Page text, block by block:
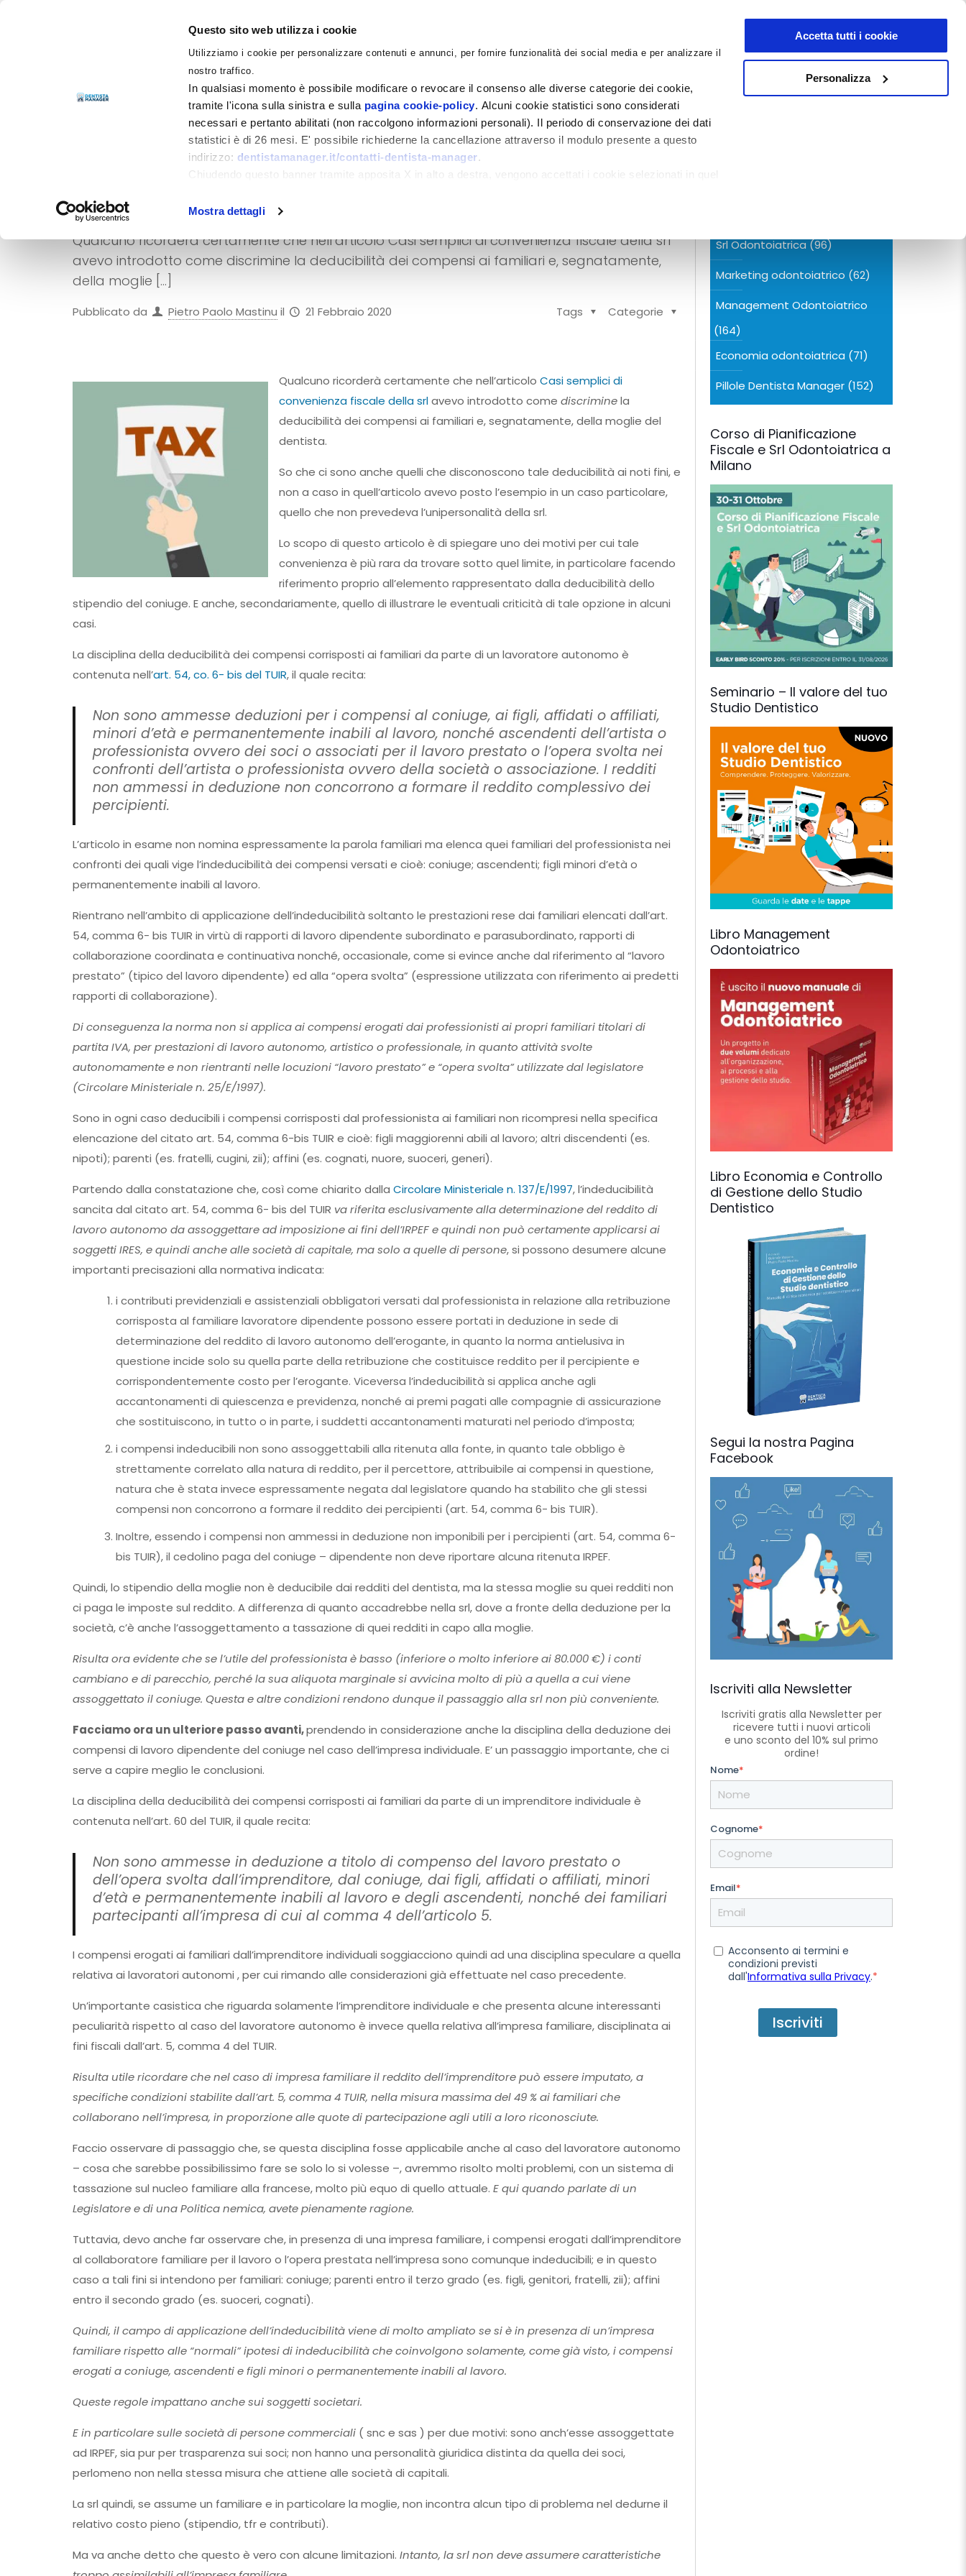
Questo sito web utilizza i cookie
Utilizziamo i cookie per personalizzare contenuti e annunci, per fornire funzionalità dei social media e per analizzare il
nostro traffico.
In qualsiasi momento è possibile modificare o revocare il consenso alle diverse categorie dei cookie,
tramite l'icona sulla sinistra e sulla pagina cookie-policy. Alcuni cookie statistici sono considerati
necessari e pertanto abilitati (non raccolgono informazioni personali). Il periodo di conservazione dei dati
statistici è di 26 mesi. E' possibile richiederne la cancellazione attraverso il modulo presente a questo
indirizzo: dentistamanager.it/contatti-dentista-manager.
Chiudendo questo banner tramite apposita X in alto a destra, vengono accettati i cookie selezionati in quel
Mostra dettagli
Accetta tutti i cookie
Personalizza
NEWSLETTER
DOCUMENTI 0 0
Deducibilità dei compensi ai familiari:
lavoro autonomo e società di capitali
Qualcuno ricorderà certamente che nell’articolo Casi semplici di convenienza fiscale della srl
avevo introdotto come discrimine la deducibilità dei compensi ai familiari e, segnatamente,
della moglie […]
Pubblicato da Pietro Paolo Mastinu il 21 Febbraio 2020 Categorie
Tags
Qualcuno ricorderà certamente che nell’articolo Casi semplici di
convenienza fiscale della srlavevo introdotto come discriminela
deducibilità dei compensi ai familiari e, segnatamente, della moglie del
dentista.
So che ci sono anche quelli che disconoscono tale deducibilità ai noti fini, e
non a caso in quell’articolo avevo posto l’esempio in un caso particolare,
quello che non prevedeva l’unipersonalità della srl.
Lo scopo di questo articolo è di spiegare uno dei motivi per cui tale
convenienza è più rara da trovare sotto quel limite, in particolare facendo
riferimento proprio all’elemento rappresentato dalla deducibilità dello
stipendio del coniuge. E anche, secondariamente, quello di illustrare le eventuali criticità di tale opzione in alcuni
casi.
La disciplina della deducibilità dei compensi corrisposti ai familiari da parte di un lavoratore autonomo è
contenuta nell’art. 54, co. 6- bis del TUIR, il quale recita:
Non sono ammesse deduzioni per i compensi al coniuge, ai figli, affidati o affiliati,
minori d’età e permanentemente inabili al lavoro, nonché ascendenti dell’artista o
professionista ovvero dei soci o associati per il lavoro prestato o l’opera svolta nei
confronti dell’artista o professionista ovvero della società o associazione. I redditi
non ammessi in deduzione non concorrono a formare il reddito complessivo dei
percipienti.
L’articolo in esame non nomina espressamente la parola familiari ma elenca quei familiari del professionista nei
confronti dei quali vige l’indeducibilità dei compensi versati e cioè: coniuge; ascendenti; figli minori d’età o
permanentemente inabili al lavoro.
Rientrano nell’ambito di applicazione dell’indeducibilità soltanto le prestazioni rese dai familiari elencati dall’art.
54, comma 6- bis TUIR in virtù di rapporti di lavoro dipendente subordinato e parasubordinato, rapporti di
collaborazione coordinata e continuativa nonché, occasionale, come si evince anche dal riferimento al “lavoro
prestato” (tipico del lavoro dipendente) ed alla “opera svolta” (espressione utilizzata con riferimento ai predetti
rapporti di collaborazione).
Di conseguenza la norma non si applica ai compensi erogati dai professionisti ai propri familiari titolari di
partita IVA, per prestazioni di lavoro autonomo, artistico o professionale, in quanto attività svolte
autonomamente e non rientranti nelle locuzioni “lavoro prestato” e “opera svolta” utilizzate dal legislatore
(Circolare Ministeriale n. 25/E/1997).
Sono in ogni caso deducibili i compensi corrisposti dal professionista ai familiari non ricompresi nella specifica
elencazione del citato art. 54, comma 6-bis TUIR e cioè: figli maggiorenni abili al lavoro; altri discendenti (es.
nipoti); parenti (es. fratelli, cugini, zii); affini (es. cognati, nuore, suoceri, generi).
Partendo dalla constatazione che, così come chiarito dalla Circolare Ministeriale n. 137/E/1997, l’indeducibilità
sancita dal citato art. 54, comma 6- bis del TUIR va riferita esclusivamente alla determinazione del reddito di
lavoro autonomo da assoggettare ad imposizione ai fini dell’IRPEF e quindi non può certamente applicarsi ai
soggetti IRES, e quindi anche alle società di capitale, ma solo a quelle di persone, si possono desumere alcune
importanti precisazioni alla normativa indicata:
i contributi previdenziali e assistenziali obbligatori versati dal professionista in relazione alla retribuzione
corrisposta al familiare lavoratore dipendente possono essere portati in deduzione in sede di
determinazione del reddito di lavoro autonomo dell’erogante, in quanto la norma antielusiva in
questione incide solo su quella parte della retribuzione che costituisce reddito per il percipiente e
corrispondentemente costo per l’erogante. Viceversa l’indeducibilità si applica anche agli
accantonamenti di quiescenza e previdenza, nonché ai premi pagati alle compagnie di assicurazione
che sostituiscono, in tutto o in parte, i suddetti accantonamenti maturati nel periodo d’imposta;
i compensi indeducibili non sono assoggettabili alla ritenuta alla fonte, in quanto tale obbligo è
strettamente correlato alla natura di reddito, per il percettore, attribuibile ai compensi in questione,
natura che è stata invece espressamente negata dal legislatore quando ha stabilito che gli stessi
compensi non concorrono a formare il reddito dei percipienti (art. 54, comma 6- bis TUIR).
Inoltre, essendo i compensi non ammessi in deduzione non imponibili per i percipienti (art. 54, comma 6-
bis TUIR), il cedolino paga del coniuge – dipendente non deve riportare alcuna ritenuta IRPEF.
Quindi, lo stipendio della moglie non è deducibile dai redditi del dentista, ma la stessa moglie su quei redditi non
ci paga le imposte sul reddito. A differenza di quanto accadrebbe nella srl, dove a fronte della deduzione per la
società, c’è anche l’assoggettamento a tassazione di quei redditi in capo alla moglie.
Risulta ora evidente che se l’utile del professionista è basso (inferiore o molto inferiore ai 80.000 €) i conti
cambiano e di parecchio, perché la sua aliquota marginale si avvicina molto di più a quella a cui viene
assoggettato il coniuge. Questa e altre condizioni rendono dunque il passaggio alla srl non più conveniente.
Facciamo ora un ulteriore passo avanti,prendendo in considerazione anche la disciplina della deduzione dei
compensi di lavoro dipendente del coniuge nel caso dell’impresa individuale. E’ un passaggio importante, che ci
serve a capire meglio le conclusioni.
La disciplina della deducibilità dei compensi corrisposti ai familiari da parte di un imprenditore individuale è
contenuta nell’art. 60 del TUIR, il quale recita:
Non sono ammesse in deduzione a titolo di compenso del lavoro prestato o
dell’opera svolta dall’imprenditore, dal coniuge, dai figli, affidati o affiliati, minori
d’età e permanentemente inabili al lavoro e degli ascendenti, nonché dei familiari
partecipanti all’impresa di cui al comma 4 dell’articolo 5.
I compensi erogati ai familiari dall’imprenditore individuali soggiacciono quindi ad una disciplina speculare a quella
relativa ai lavoratori autonomi , per cui rimando alle considerazioni già effettuate nel caso precedente.
Un’importante casistica che riguarda solamente l’imprenditore individuale e che presenta alcune interessanti
peculiarità rispetto al caso del lavoratore autonomo è invece quella relativa all’impresa familiare, disciplinata ai
fini fiscali dall’art. 5, comma 4 del TUIR.
Risulta utile ricordare che nel caso di impresa familiare il reddito dell’imprenditore può essere imputato, a
specifiche condizioni stabilite dall’art. 5, comma 4 TUIR, nella misura massima del 49 % ai familiari che
collaborano nell’impresa, in proporzione alle quote di partecipazione agli utili a loro riconosciute.
Faccio osservare di passaggio che, se questa disciplina fosse applicabile anche al caso del lavoratore autonomo
– cosa che sarebbe possibilissimo fare se solo lo si volesse –, avremmo risolto molti problemi, con un sistema di
tassazione sul nucleo familiare alla francese, molto più equo di quello attuale. E qui quando parlate di un
Legislatore e di una Politica nemica, avete pienamente ragione.
Tuttavia, devo anche far osservare che, in presenza di una impresa familiare, i compensi erogati dall’imprenditore
al collaboratore familiare per il lavoro o l’opera prestata nell’impresa sono comunque indeducibili; e in questo
caso a tali fini si intendono per familiari: coniuge; parenti entro il terzo grado (es. figli, genitori, fratelli, zii); affini
entro il secondo grado (es. suoceri, cognati).
Quindi, il campo di applicazione dell’indeducibilità viene di molto ampliato se si è in presenza di un’impresa
familiare rispetto alle “normali” ipotesi di indeducibilità che coinvolgono solamente, come già visto, i compensi
erogati a coniuge, ascendenti e figli minori o permanentemente inabili al lavoro.
Queste regole impattano anche sui soggetti societari.
E in particolare sulle società di persone commerciali( snc e sas ) per due motivi: sono anch’esse assoggettate
ad IRPEF, sia pur per trasparenza sui soci; non hanno una personalità giuridica distinta da quella dei soci,
perlomeno non nella stessa misura che attiene alle società di capitali.
La srl quindi, se assume un familiare e in particolare la moglie, non incontra alcun tipo di problema nel dedurne il
relativo costo pieno (stipendio, tfr e contributi).
Ma va anche detto che questo è vero con alcune limitazioni. Intanto, la srl non deve assumere caratteristiche
CERCA NEL BLOG
Srl Odontoiatrica (96)
Marketing odontoiatrico (62)
Management Odontoiatrico
(164)
Economia odontoiatrica (71)
Pillole Dentista Manager (152)
Corso di Pianificazione
Fiscale e Srl Odontoiatrica a
Milano
Seminario – Il valore del tuo
Studio Dentistico
Libro Management
Odontoiatrico
Libro Economia e Controllo
di Gestione dello Studio
Dentistico
Segui la nostra Pagina
Facebook
Iscriviti alla Newsletter
Iscriviti gratis alla Newsletter per
ricevere tutti i nuovi articoli
e uno sconto del 10% sul primo
ordine!
Nome*
Cognome*
Email*
Acconsento ai termini e
condizioni previsti
dall'Informativa sulla Privacy.*